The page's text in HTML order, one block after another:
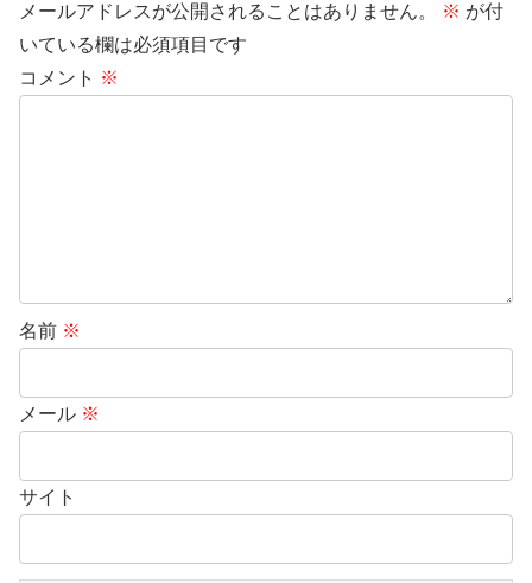
メールアドレスが公開されることはありません。 ※ が付
いている欄は必須項目です
コメント ※
名前 ※
メール ※
サイト